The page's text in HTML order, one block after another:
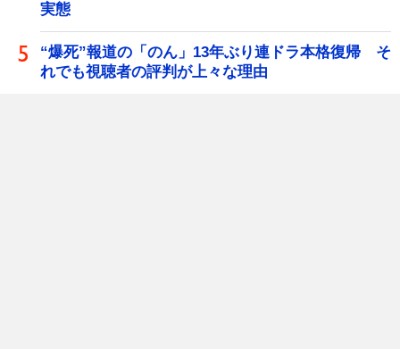
実態
“爆死”報道の「のん」13年ぶり連ドラ本格復帰 そ
れでも視聴者の評判が上々な理由